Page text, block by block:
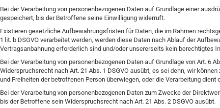
Bei der Verarbeitung von personenbezogenen Daten auf Grundlage einer
gespeichert, bis der Betroffene seine Einwilligung widerruft.
Existieren gesetzliche Aufbewahrungsfristen für Daten, die im Rahmen
1 lit. b DSGVO verarbeitet werden, werden diese Daten nach Ablauf der
Vertragsanbahnung erforderlich sind und/oder unsererseits kein berechtigtes
Bei der Verarbeitung von personenbezogenen Daten auf Grundlage von Art. 6
Widerspruchsrecht nach Art. 21 Abs. 1 DSGVO ausübt, es sei denn, wir
und Freiheiten der betroffenen Person überwiegen, oder die Verarbeitung
Bei der Verarbeitung von personenbezogenen Daten zum Zwecke der
bis der Betroffene sein Widerspruchsrecht nach Art. 21 Abs. 2 DSGVO ausübt.